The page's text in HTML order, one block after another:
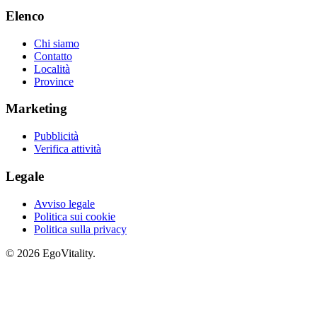
Elenco
Chi siamo
Contatto
Località
Province
Marketing
Pubblicità
Verifica attività
Legale
Avviso legale
Politica sui cookie
Politica sulla privacy
© 2026 EgoVitality.